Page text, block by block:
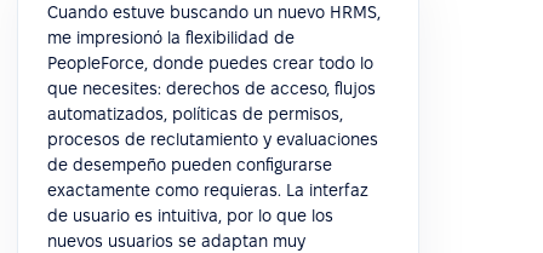
Cuando estuve buscando un nuevo HRMS,
me impresionó la flexibilidad de
PeopleForce, donde puedes crear todo lo
que necesites: derechos de acceso, flujos
automatizados, políticas de permisos,
procesos de reclutamiento y evaluaciones
de desempeño pueden configurarse
exactamente como requieras. La interfaz
de usuario es intuitiva, por lo que los
nuevos usuarios se adaptan muy